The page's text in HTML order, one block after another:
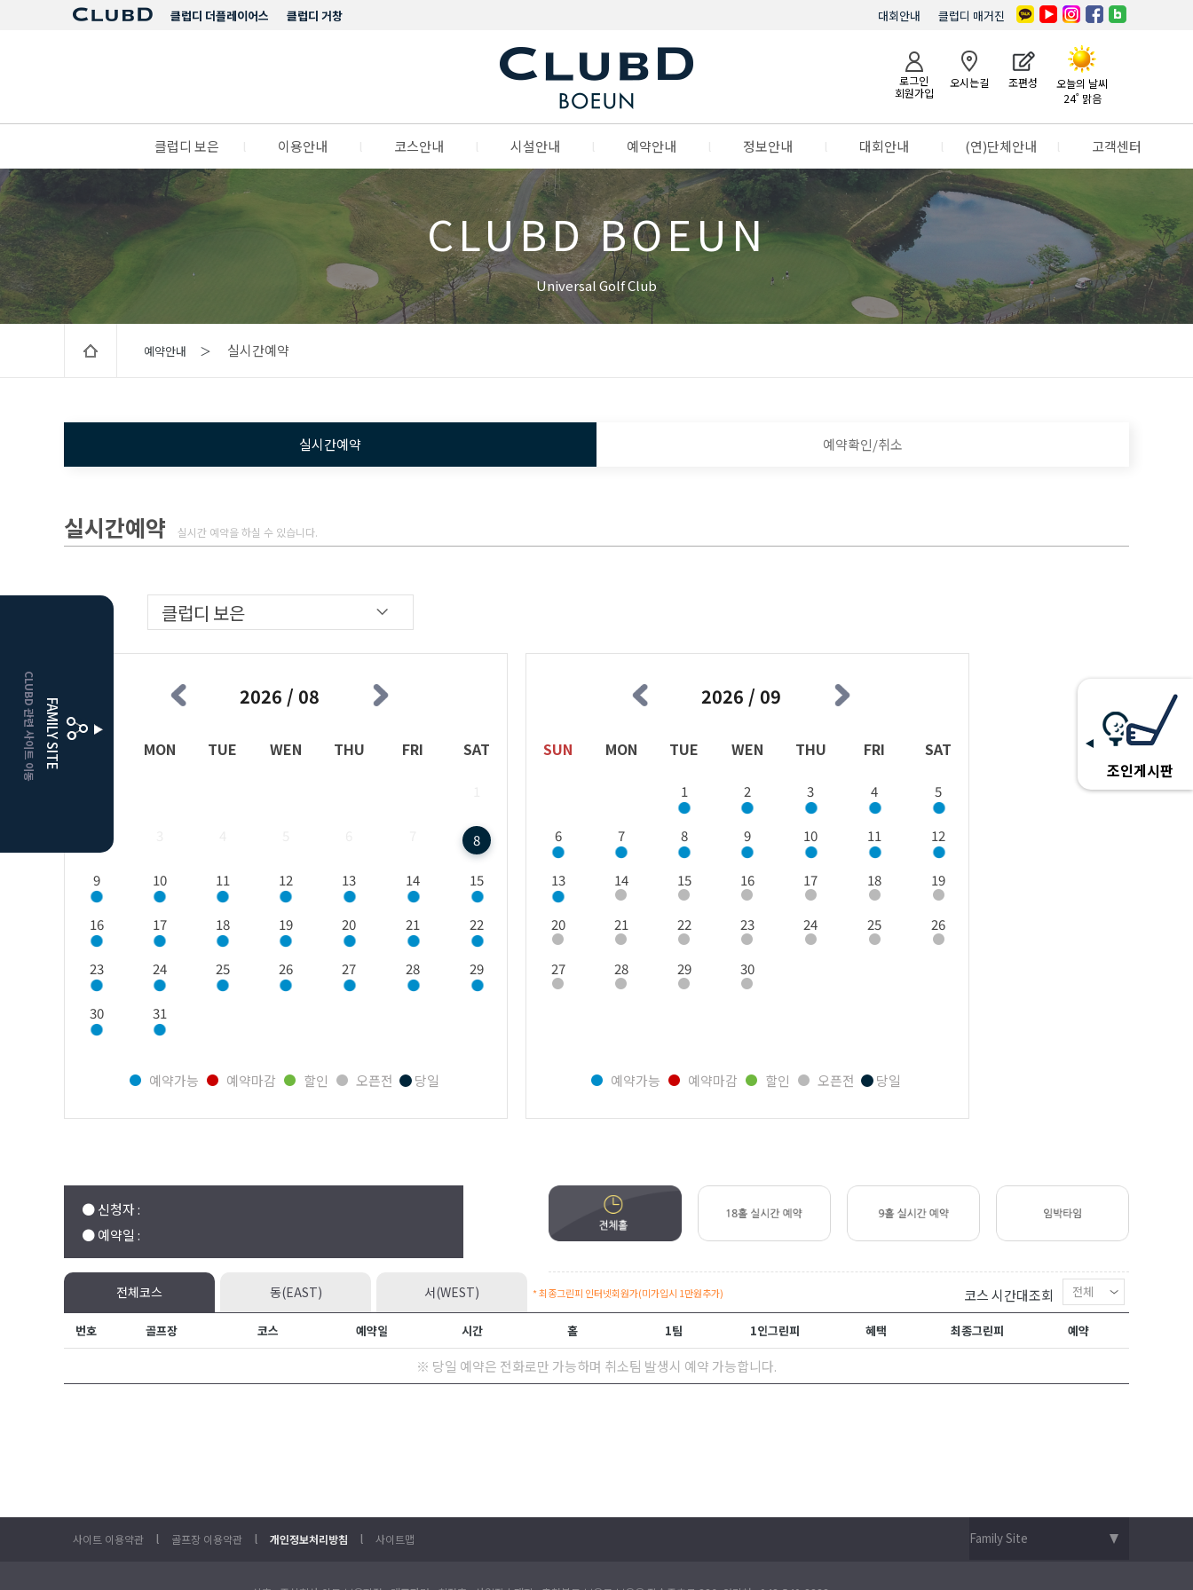
클럽디 거창
클럽디 더플레이어스 클럽디 매거진
대회안내
로그인
회원가입
오시는길 조편성
오늘의 날씨
24˚ 맑음
클럽디 보은 이용안내 코스안내 시설안내 예약안내 정보안내 대회안내 (연)단체안내 고객센터
CLUBD BOEUN
Universal Golf Club
FAMILY SITE
CLUBD 관련 사이트 이동
클럽디더플레이어스
조인게시판
예약안내 ＞ 실시간예약
실시간예약 예약확인/취소
실시간예약 실시간 예약을 하실 수 있습니다.
골프장
2026 / 08
MON TUE WEN THU FRI SAT
8
9 10 11 12 13 14 15
16 17 18 19 20 21 22
23 24 25 26 27 28 29
30 31
예약가능 예약마감 할인 오픈전 당일
2026 / 09
SUN MON TUE WEN THU FRI SAT
1 2 3 4 5
6 7 8 9 10 11 12
13 14 15 16 17 18 19
20 21 22 23 24 25 26
27 28 29 30
예약가능 예약마감 할인 오픈전 당일
● 신청자 :
● 예약일 :
전체코스 동(EAST) 서(WEST) * 최종그린피 인터넷회원가(미가입시 1만원추가) 코스 시간대조회
번호 골프장 코스 예약일 시간 홀 1팀 1인그린피 혜택 최종그린피 예약
※ 당일 예약은 전화로만 가능하며 취소팀 발생시 예약 가능합니다.
사이트 이용약관 l 골프장 이용약관 l 개인정보처리방침 l 사이트맵